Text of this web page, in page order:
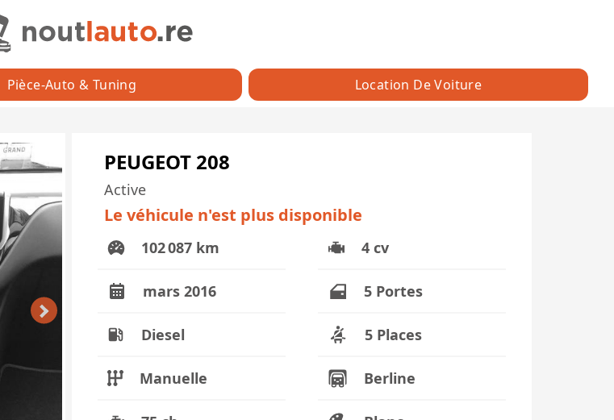
Pièce-Auto & Tuning Location De Voiture
PEUGEOT 208
Active
Le véhicule n'est plus disponible
102 087 km
mars 2016
Diesel
Manuelle
4 cv
5 Portes
5 Places
Berline